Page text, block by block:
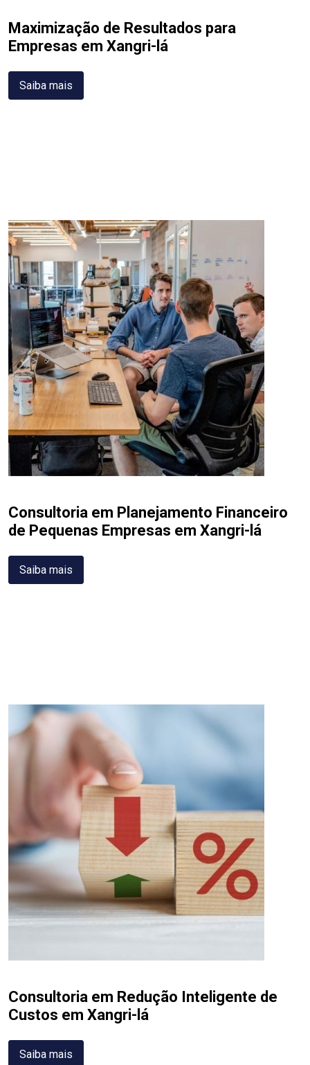
Maximização de Resultados para
Empresas em Xangri-lá
Saiba mais
Consultoria em Planejamento Financeiro
de Pequenas Empresas em Xangri-lá
Saiba mais
Consultoria em Redução Inteligente de
Custos em Xangri-lá
Saiba mais